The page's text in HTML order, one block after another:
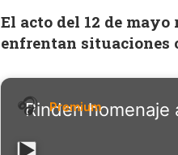
El acto del 12 de
enfrentan situaciones
Rinden